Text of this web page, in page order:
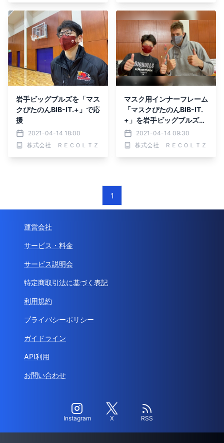
岩手ビッグブルズを「マス
クぴたのんBIB-IT.+」で応
援
2021-04-14 18:00
株式会社 ＲＥＣＯＬＴＺ
マスク用インナーフレーム
「マスクぴたのんBIB-IT.
+」を岩手ビッグブルズに
寄贈2021-04-14 09:30
株式会社 ＲＥＣＯＬＴＺ
1
運営会社
サービス・料金
サービス説明会
特定商取引法に基づく表記
利用規約
プライバシーポリシー
ガイドライン
API利用
お問い合わせ
Instagram X RSS